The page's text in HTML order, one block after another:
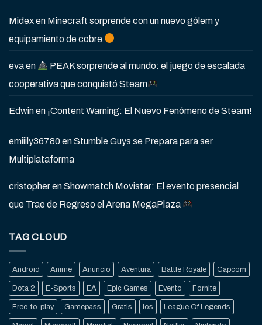
Midexen Minecraft sorprende con un nuevo gólem y
equipamiento de cobre
evaen
PEAK sorprende al mundo: el juego de escalada
cooperativa que conquistó Steam
Edwinen ¡Content Warning: El Nuevo Fenómeno de Steam!
emiiily36780enStumble Guys se Prepara para ser
Multiplataforma
cristopherenShowmatch Movistar: El evento presencial
que Trae de Regreso el Arena MegaPlaza
TAG CLOUD
Android Anime Anuncio Aventura Battle Royale Capcom
Dota 2 E-Sports EA Epic Games Evento Fornite
Free-to-play Gamepass Gratis Ios League Of Legends